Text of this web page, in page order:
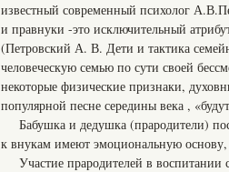
известный современный психолог
и правнуки -это исключительный
(Петровский А. В. Дети и тактика
человеческую семью по сути своей
некоторые физические признаки,
популярной песне середины века ,
Бабушка и дедушка (прародители)
к внукам имеют эмоциональную основу,
Участие прародителей в